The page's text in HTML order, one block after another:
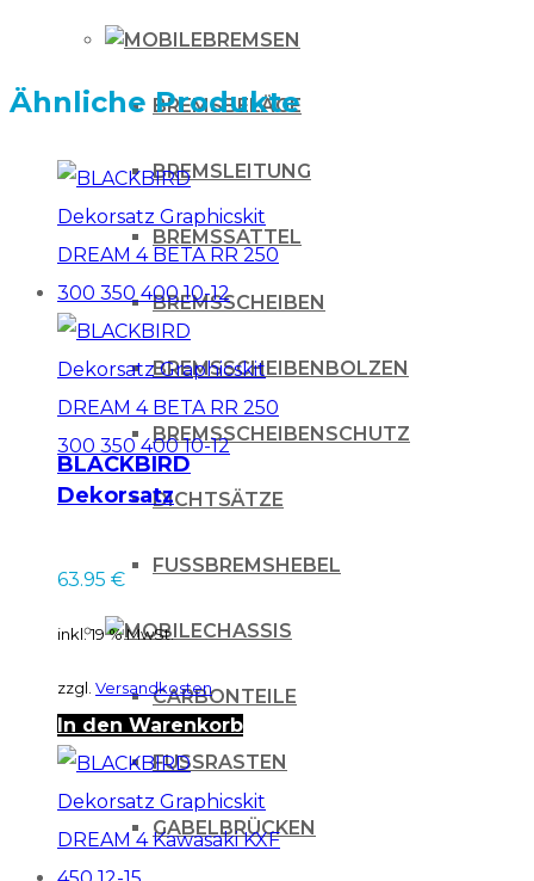
BREMSEN
BREMSBELÄGE
BREMSLEITUNG
BREMSSATTEL
BREMSSCHEIBEN
BREMSSCHEIBENBOLZEN
BREMSSCHEIBENSCHUTZ
DICHTSÄTZE
FUSSBREMSHEBEL
CHASSIS
CARBONTEILE
FUSSRASTEN
GABELBRÜCKEN
Ähnliche Produkte
BLACKBIRD
Dekorsatz
4 BETA RR 250 300
350 400 10-12
63.95 €
inkl. 19 % MwSt.
zzgl. Versandkosten
In den Warenkorb